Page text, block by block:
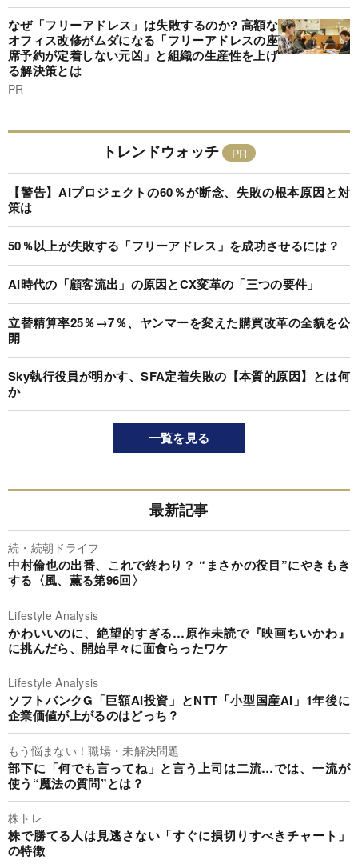
なぜ「フリーアドレス」は失敗するのか? 高額な
オフィス改修がムダになる「フリーアドレスの座
席予約が定着しない元凶」と組織の生産性を上げ
る解決策とは
PR
トレンドウォッチ
【警告】AIプロジェクトの60％が断念、失敗の根本原因と対
策は
50％以上が失敗する「フリーアドレス」を成功させるには？
AI時代の「顧客流出」の原因とCX変革の「三つの要件」
立替精算率25％→7％、ヤンマーを変えた購買改革の全貌を公
開
Sky執行役員が明かす、SFA定着失敗の【本質的原因】とは何
か
一覧を見る
最新記事
続・続朝ドライフ
中村倫也の出番、これで終わり？ “まさかの役目”にやきもき
する〈風、薫る第96回〉
Lifestyle Analysis
かわいいのに、絶望的すぎる…原作未読で『映画ちいかわ』
に挑んだら、開始早々に面食らったワケ
Lifestyle Analysis
ソフトバンクG「巨額AI投資」とNTT「小型国産AI」1年後に
企業価値が上がるのはどっち？
もう悩まない！職場・未解決問題
部下に「何でも言ってね」と言う上司は二流…では、一流が
使う“魔法の質問”とは？
株トレ
株で勝てる人は見逃さない「すぐに損切りすべきチャート」
の特徴